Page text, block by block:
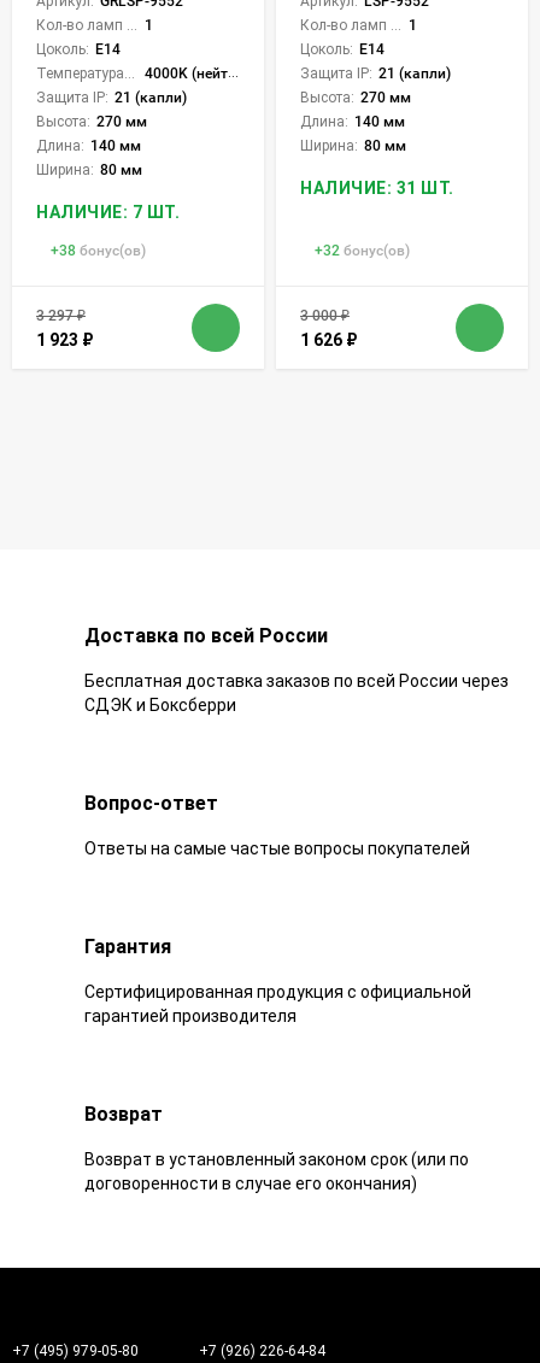
1
Цоколь: E14
4000K (нейтральный)
Защита IP: 21 (капли)
Высота: 270 мм
Длина: 140 мм
Ширина: 80 мм
НАЛИЧИЕ: 7 ШТ.
+38 бонус(ов)
3 297₽
1 923 ₽
1
Цоколь: E14
Защита IP: 21 (капли)
Высота: 270 мм
Длина: 140 мм
Ширина: 80 мм
НАЛИЧИЕ: 31 ШТ.
+32 бонус(ов)
3 000₽
1 626 ₽
Доставка по всей России
Бесплатная доставка заказов по всей России через
СДЭК и Боксберри
Вопрос-ответ
Ответы на самые частые вопросы покупателей
Гарантия
Сертифицированная продукция с официальной
гарантией производителя
Возврат
Возврат в установленный законом срок (или по
договоренности в случае его окончания)
+7 (495) 979-05-80 +7 (926) 226-64-84